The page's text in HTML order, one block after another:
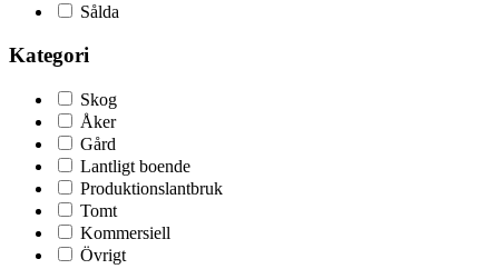
Sålda
Kategori
Skog
Åker
Gård
Lantligt boende
Produktionslantbruk
Tomt
Kommersiell
Övrigt